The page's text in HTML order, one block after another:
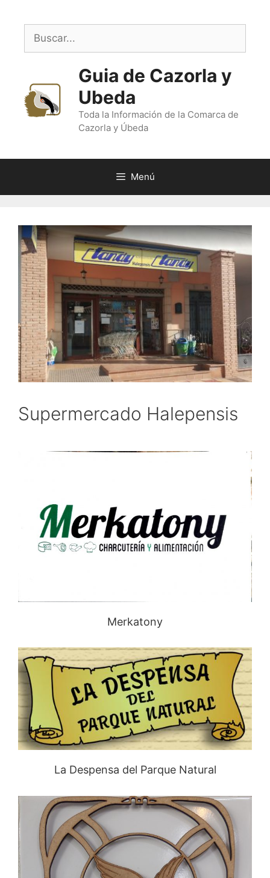
contenido
Buscar:
Guia de Cazorla y
Ubeda
Toda la Información de la Comarca de
Cazorla y Úbeda
Menú
Supermercado Halepensis
Merkatony
La Despensa del Parque Natural